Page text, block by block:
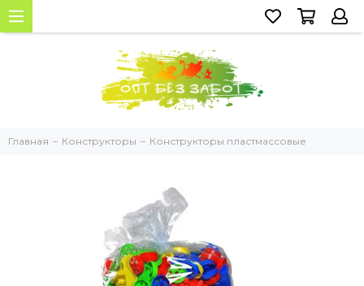
Главная Конструкторы Конструкторы пластмассовые